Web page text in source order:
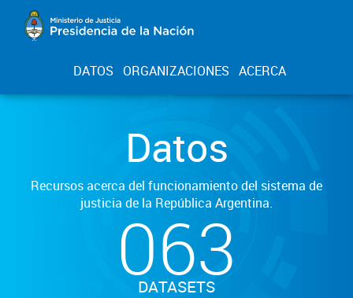
DATOS ORGANIZACIONES ACERCA
Datos
Recursos acerca del funcionamiento del sistema de
justicia de la República Argentina.
063
DATASETS